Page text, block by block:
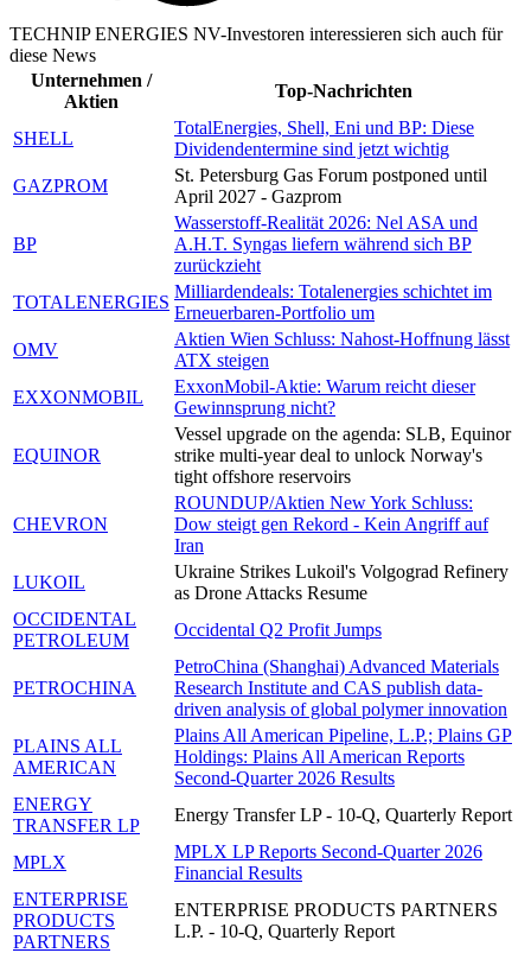
TECHNIP ENERGIES NV-Investoren interessieren sich auch für
diese News
Unternehmen /
Aktien
Top-Nachrichten
SHELL
TotalEnergies, Shell, Eni und BP: Diese
Dividendentermine sind jetzt wichtig
GAZPROM
St. Petersburg Gas Forum postponed until
April 2027 - Gazprom
BP
Wasserstoff-Realität 2026: Nel ASA und
A.H.T. Syngas liefern während sich BP
zurückzieht
TOTALENERGIES
Milliardendeals: Totalenergies schichtet im
Erneuerbaren-Portfolio um
OMV
Aktien Wien Schluss: Nahost-Hoffnung lässt
ATX steigen
EXXONMOBIL
ExxonMobil-Aktie: Warum reicht dieser
Gewinnsprung nicht?
EQUINOR
Vessel upgrade on the agenda: SLB, Equinor
strike multi-year deal to unlock Norway's
tight offshore reservoirs
CHEVRON
ROUNDUP/Aktien New York Schluss:
Dow steigt gen Rekord - Kein Angriff auf
Iran
LUKOIL
Ukraine Strikes Lukoil's Volgograd Refinery
as Drone Attacks Resume
OCCIDENTAL
PETROLEUM
Occidental Q2 Profit Jumps
PETROCHINA
PetroChina (Shanghai) Advanced Materials
Research Institute and CAS publish data-
driven analysis of global polymer innovation
PLAINS ALL
AMERICAN
Plains All American Pipeline, L.P.; Plains GP
Holdings: Plains All American Reports
Second-Quarter 2026 Results
ENERGY
TRANSFER LP
Energy Transfer LP - 10-Q, Quarterly Report
MPLX
MPLX LP Reports Second-Quarter 2026
Financial Results
ENTERPRISE
PRODUCTS
PARTNERS
ENTERPRISE PRODUCTS PARTNERS
L.P. - 10-Q, Quarterly Report